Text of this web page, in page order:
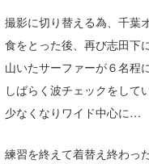
撮影に切り替える為、千葉
食をとった後、再び志田下
山いたサーファーが６名程
しばらく波チェックをして
少なくなりワイド中心に…
練習を終えて着替え終わっ
喜納海人
KID
KOBU
KY